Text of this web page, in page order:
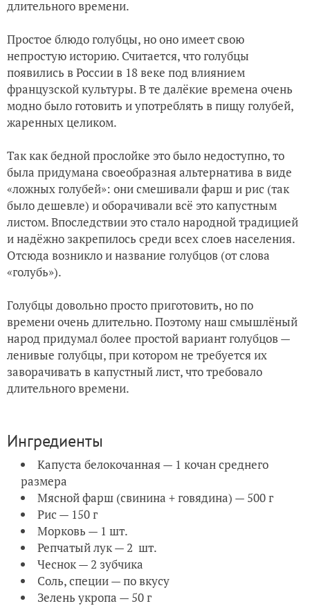
длительного времени.
Простое блюдо голубцы, но оно имеет свою
непростую историю. Считается, что голубцы
появились в России в 18 веке под влиянием
французской культуры. В те далёкие времена очень
модно было готовить и употреблять в пищу голубей,
жаренных целиком.
Так как бедной прослойке это было недоступно, то
была придумана своеобразная альтернатива в виде
«ложных голубей»: они смешивали фарш и рис (так
было дешевле) и оборачивали всё это капустным
листом. Впоследствии это стало народной традицией
и надёжно закрепилось среди всех слоев населения.
Отсюда возникло и название голубцов (от слова
«голубь»).
Голубцы довольно просто приготовить, но по
времени очень длительно. Поэтому наш смышлёный
народ придумал более простой вариант голубцов —
ленивые голубцы, при котором не требуется их
заворачивать в капустный лист, что требовало
длительного времени.
Ингредиенты
Капуста белокочанная — 1 кочан среднего
размера
Мясной фарш (свинина + говядина) — 500 г
Рис — 150 г
Морковь — 1 шт.
Репчатый лук — 2 шт.
Чеснок — 2 зубчика
Соль, специи — по вкусу
Зелень укропа — 50 г